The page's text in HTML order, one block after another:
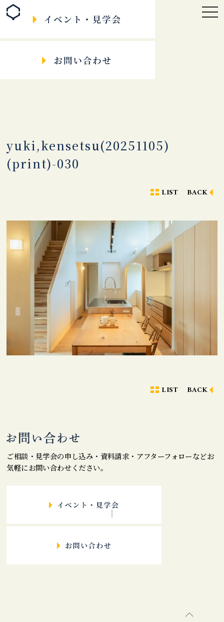
yuki,kensetsu(20251105)
(print)-030
LIST BACK
LIST BACK
ご相談・見学会の申し込み・資料請求・アフターフォローなどお
気軽にお問い合わせください。